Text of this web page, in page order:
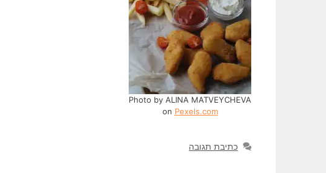
Photo by ALINA MATVEYCHEVA
on Pexels.com
כתיבת תגובה